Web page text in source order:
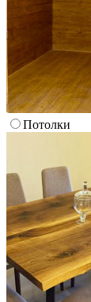
Потолки